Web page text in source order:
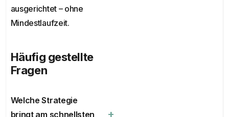
ausgerichtet – ohne
Mindestlaufzeit.
Häufig gestellte
Fragen
Welche Strategie
bringt am schnellsten
+